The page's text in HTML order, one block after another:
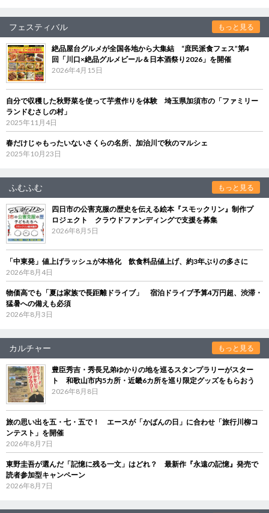
フェスティバル もっと見る
絶品屋台グルメが全国各地から大集結 “庶民派食フェス”第4
回「川口×絶品グルメビール＆日本酒祭り2026」を開催
2026年4月15日
自分で収穫した秋野菜を使って芋煮作りを体験 埼玉県加須市の「ファミリー
ランドむさしの村」
2025年11月4日
春だけじゃもったいないさくらの名所、加治川で秋のマルシェ
2025年10月23日
ふむふむ もっと見る
四日市の公害克服の歴史を伝える絵本『スモックリン』制作プ
ロジェクト クラウドファンディングで支援を募集
2026年8月5日
「中東発」値上げラッシュが本格化 飲食料品値上げ、約3年ぶりの多さに
2026年8月4日
物価高でも「夏は家族で長距離ドライブ」 宿泊ドライブ予算4万円超、渋滞・
猛暑への備えも必須
2026年8月3日
カルチャー もっと見る
豊臣秀吉・秀長兄弟ゆかりの地を巡るスタンプラリーがスター
ト 和歌山市内5カ所・近畿6カ所を巡り限定グッズをもらおう
2026年8月8日
旅の思い出を五・七・五で！ エースが「かばんの日」に合わせ「旅行川柳コ
ンテスト」を開催
2026年8月7日
東野圭吾が選んだ「記憶に残る一文」はどれ？ 最新作『永遠の記憶』発売で
読者参加型キャンペーン
2026年8月7日